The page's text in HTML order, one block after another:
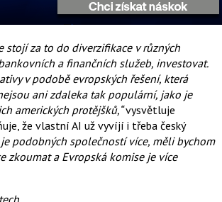
stojí za to do diverzifikace v různých
a finančních služeb, investovat.
v podobě evropských řešení, která
ani zdaleka tak populární, jako je
amerických protějšků,“vysvětluje
že vlastní AI už vyvíjí i třeba český
je podobných společností více, měli bychom
zkoumat a Evropská komise je více